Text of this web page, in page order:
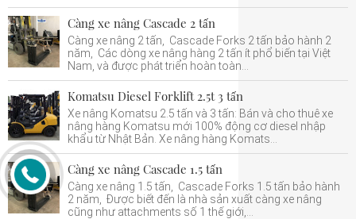
Càng xe nâng Cascade 2 tấn
Càng xe nâng 2 tấn, Cascade Forks 2 tấn bảo hành 2
năm, Các dòng xe nâng hàng 2 tấn ít phổ biến tại Việt
Nam, và được phát triển hoàn toàn...
Komatsu Diesel Forklift 2.5t 3 tấn
Xe nâng Komatsu 2.5 tấn và 3 tấn: Bán và cho thuê xe
nâng hàng Komatsu mới 100% động cơ diesel nhập
khẩu từ Nhật Bản. Xe nâng hàng Komats...
Càng xe nâng Cascade 1.5 tấn
Càng xe nâng 1.5 tấn, Cascade Forks 1.5 tấn bảo hành
2 năm, Được biết đến là nhà sản xuất càng xe nâng
cũng như attachments số 1 thế giới,...